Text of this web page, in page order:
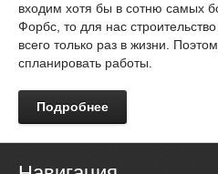
входим хотя бы в сотню самых
Форбс, то для нас
всего только раз в жизни.
спланировать работы.
Подробнее